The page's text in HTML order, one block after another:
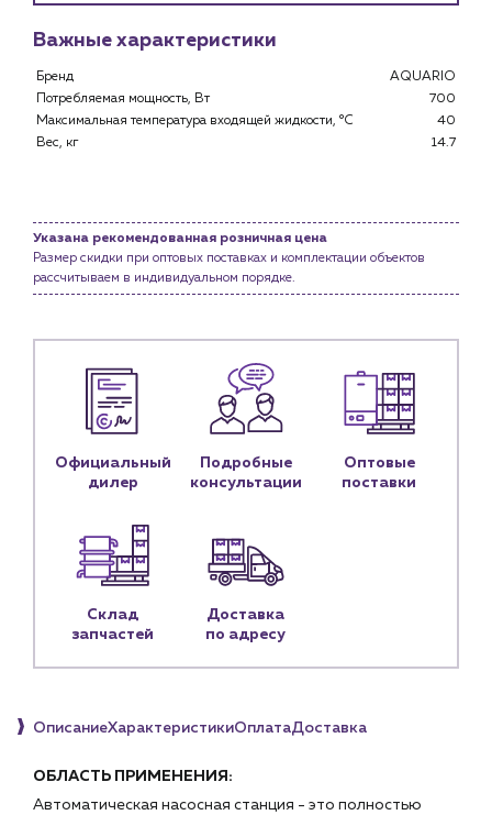
Снабженцам и подрядным организациям
О компании
История компании
Доставка
Портфолио
Блог
Личный кабинет
Контакты
Контактные данные
Чат-бот
+7 (918) 070-19-79
Пн – пт: 9:00 – 18:00
Важные характеристики
Бренд
AQUARIO
Потребляемая мощность, Вт
700
Максимальная температура входящей жидкости, °C
40
Вес, кг
14.7
Указана рекомендованная розничная цена
Размер скидки при оптовых поставках и комплектации объектов
рассчитываем в индивидуальном порядке.
Официальный
дилер
Подробные
консультации
Оптовые
поставки
Склад
запчастей
Доставка
по адресу
ОписаниеХарактеристикиОплатаДоставка
ОБЛАСТЬ ПРИМЕНЕНИЯ:
Автоматическая насосная станция - это полностью